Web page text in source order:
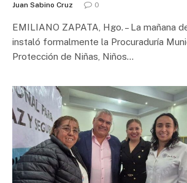
Juan Sabino Cruz 0
EMILIANO ZAPATA, Hgo. – La mañana
instaló formalmente la Procuraduría
Protección de Niñas, Niños…